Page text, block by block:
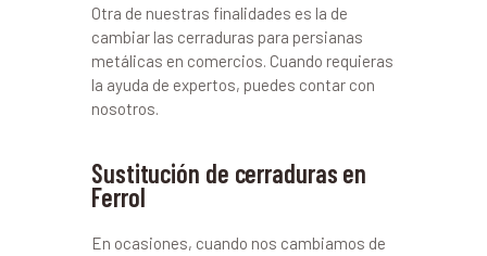
Otra de nuestras finalidades es la de
cambiar las cerraduras para persianas
metálicas en comercios. Cuando requieras
la ayuda de expertos, puedes contar con
nosotros.
Sustitución de cerraduras en
Ferrol
En ocasiones, cuando nos cambiamos de